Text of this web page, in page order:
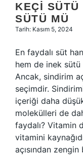
KEÇI SÜTÜ
SÜTÜ MÜ
Tarih: Kasım 5, 2024
En faydalı süt
hem de inek sütü
Ancak, sindirim
seçimdir.
içeriği daha
molekülleri de
faydalı? Vitamin
vitamini
açısından